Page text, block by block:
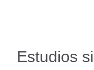
Estudios